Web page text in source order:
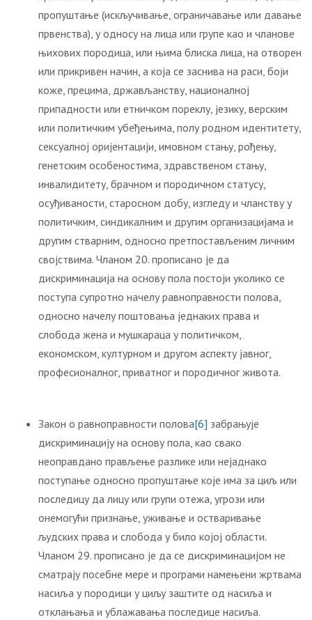
пропуштање (искључивање, ограничавање или давање
првенства), у односу на лица или групе као и чланове
њихових породица, или њима блиска лица, на отворен
или прикривен начин, а која се заснива на раси, боји
коже, прецима, држављанству, националној
припадности или етничком пореклу, језику, верским
или политичким убеђењима, полу родном идентитету,
сексуалној оријентацији, имовном стању, рођењу,
генетским особеностима, здравственом стању,
инвалидитету, брачном и породичном статусу,
осуђиваности, старосном добу, изгледу и чланству у
политичким, синдикалним и другим организацијама и
другим стварним, односно претпостављеним личним
својствима. Чланом 20. прописано је да
дискриминација на основу пола постоји уколико се
поступа супротно начелу равноправности полова,
односно начелу поштовања једнаких права и
слобода жена и мушкараца у политичком,
економском, културном и другом аспекту јавног,
професионалног, приватног и породичног живота.
Закон о равноправности полова[6] забрањује
дискриминацију на основу пола, као свако
неоправдано прављење разлике или нејаднако
поступање односно пропуштање које има за циљ или
последицу да лицу или групи отежа, угрози или
онемогући признање, уживање и остваривање
људских права и слобода у било којој области.
Чланом 29. прописано је да се дискриминацијом не
сматрају посебне мере и програми намењени жртвама
насиља у породици у циљу заштите од насиља и
отклањања и ублажавања последице насиља.